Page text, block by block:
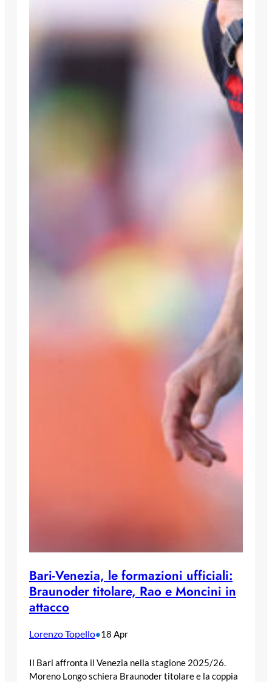
Bari-Venezia, le formazioni ufficiali:
Braunoder titolare, Rao e Moncini in
attacco
Lorenzo Topello•18 Apr
Il Bari affronta il Venezia nella stagione 2025/26.
Moreno Longo schiera Braunoder titolare e la coppia